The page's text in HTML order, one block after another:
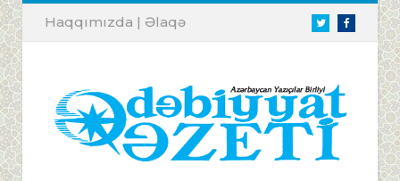
TwitterFacebook
Haqqımızda | Əlaqə